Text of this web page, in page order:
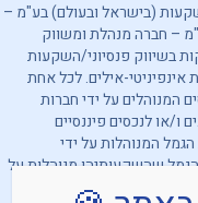
(בישראל ובעולם) בע"מ –
– חברה מנהלת ומשווק
בשיווק פנסיוני/השקעות
אינפיניטי-אילים. לכל אחת
המנוהלים על ידי חברות
ו/או לנכסים פיננסיים
המנוהלות על ידי
הגמל שהשקעותיהן מנוהלות על
בע"מ. מובהר, כי החברות